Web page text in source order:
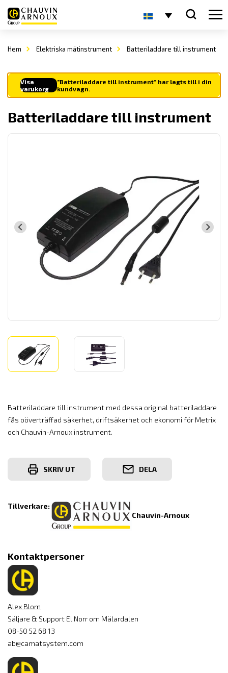
Hem Elektriska mätinstrument Batteriladdare till instrument
”Batteriladdare till instrument” har lagts till i din
kundvagn.
Visa
varukorg
Batteriladdare till instrument
Batteriladdare till instrument med dessa original batteriladdare
fås oöverträffad säkerhet, driftsäkerhet och ekonomi för Metrix
och Chauvin-Arnoux instrument.
SKRIV UT DELA
Tillverkare:
Chauvin-Arnoux
Kontaktpersoner
Alex Blom
Säljare & Support El Norr om Mälardalen
08-50 52 68 13
ab@camatsystem.com